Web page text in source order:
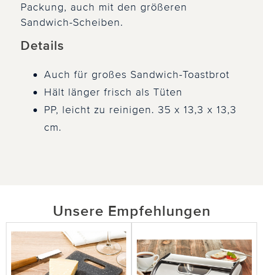
Packung, auch mit den größeren
Sandwich-Scheiben.
Details
Auch für großes Sandwich-Toastbrot
Hält länger frisch als Tüten
PP, leicht zu reinigen. 35 x 13,3 x 13,3
cm.
Unsere Empfehlungen